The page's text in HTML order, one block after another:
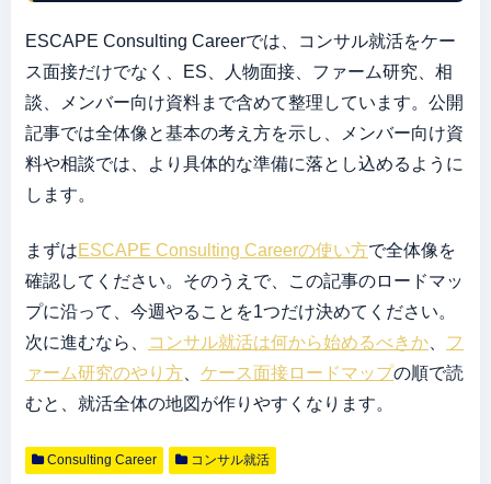
ESCAPE Consulting Careerでは、コンサル就活をケー
ス面接だけでなく、ES、人物面接、ファーム研究、相
談、メンバー向け資料まで含めて整理しています。公開
記事では全体像と基本の考え方を示し、メンバー向け資
料や相談では、より具体的な準備に落とし込めるように
します。
まずはESCAPE Consulting Careerの使い方で全体像を
確認してください。そのうえで、この記事のロードマッ
プに沿って、今週やることを1つだけ決めてください。
次に進むなら、
コンサル就活は何から始めるべきか
フ
ァーム研究のやり方
ケース面接ロードマップの順で読
むと、就活全体の地図が作りやすくなります。
Consulting Career コンサル就活